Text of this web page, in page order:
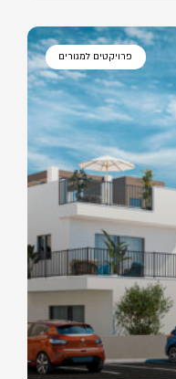
פרויקטים למגורים